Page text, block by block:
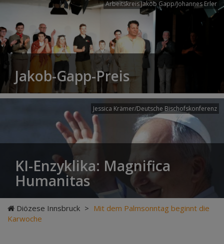
Arbeitskreis Jakob Gapp/Johannes Erler
Jakob-Gapp-Preis
Jessica Krämer/Deutsche Bischofskonferenz
KI-Enzyklika: Magnifica
Humanitas
Diözese Innsbruck > Mit dem Palmsonntag beginnt die
Karwoche